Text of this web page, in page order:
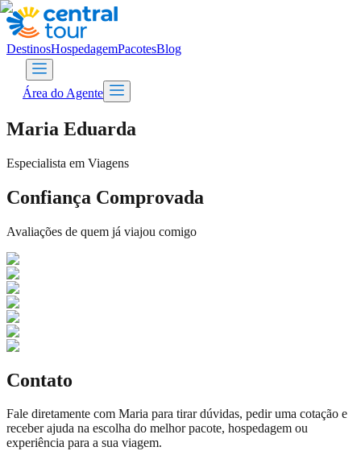
DestinosHospedagemPacotesBlog
Área do Agente
Maria Eduarda
Especialista em Viagens
Confiança Comprovada
Avaliações de quem já viajou comigo
Contato
Fale diretamente com Maria para tirar dúvidas, pedir uma cotação e
receber ajuda na escolha do melhor pacote, hospedagem ou
experiência para a sua viagem.